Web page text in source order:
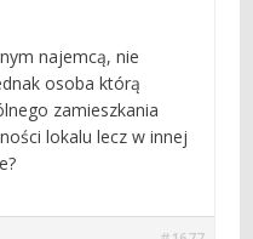
najemcą, nie
osoba którą
zamieszkania
lokalu lecz w innej